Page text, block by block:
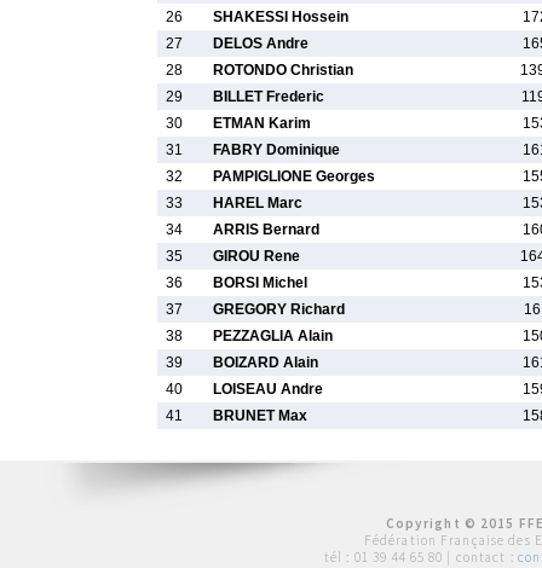
26
SHAKESSI Hossein
27
DELOS Andre
28
ROTONDO Christian
29
BILLET Frederic
30
ETMAN Karim
31
FABRY Dominique
32
PAMPIGLIONE Georges
33
HAREL Marc
34
ARRIS Bernard
35
GIROU Rene
36
BORSI Michel
37
GREGORY Richard
38
PEZZAGLIA Alain
39
BOIZARD Alain
40
LOISEAU Andre
41
BRUNET Max
Copyright © 2015
Fédération Française des
tél : 01 39 44 65 80 | contact :